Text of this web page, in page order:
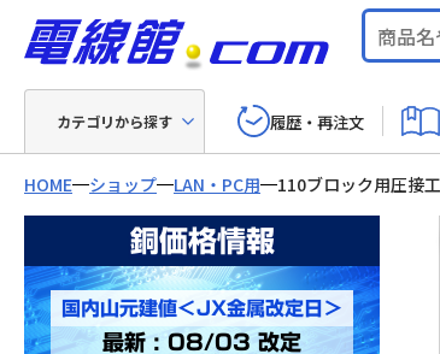
カテゴリから探す 履歴・再注文
HOME ショップ LAN・PC用 110ブロック用圧接
銅価格情報
国内山元建値＜JX金属改定日＞
最新 : 08/03 改定